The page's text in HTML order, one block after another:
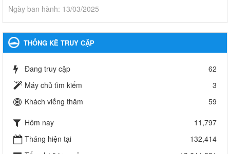
Ngày ban hành: 13/03/2025
Giáo dục và Đào tạo thành phố Bến Cát
Kế hoạch Phổ biến, giáo dục pháp luật năm 2025 của ngành
Ngày ban hành: 28/02/2025
vực giáo dục đào tạo thuộc hệ giáo dục quốc dân và cơ sở
và Đào tạo, Ủy ban nhân dân cấp huyện
Quyết định công bố thủ tục hành chính bị bãi bỏ trong lĩnh vực
giáo dục đào tạo thuộc hệ giáo dục quốc dân và cơ sở giáo dục
THỐNG KÊ TRUY CẬP
Đang truy cập
62
Máy chủ tìm kiếm
3
Khách viếng thăm
59
Hôm nay
11,797
Tháng hiện tại
132,414